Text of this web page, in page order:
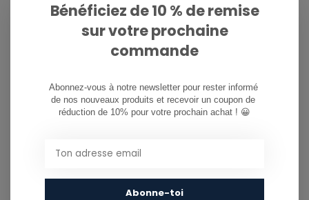
081/260.730
PARTAGER CE PRODUIT
Bénéficiez de 10 % de remise
sur votre prochaine
commande
Abonnez-vous à notre newsletter pour rester informé
de nos nouveaux produits et recevoir un coupon de
réduction de 10% pour votre prochain achat ! 😀
Abonne-toi